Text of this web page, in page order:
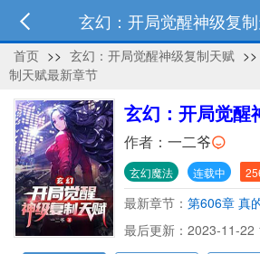
玄幻：开局觉醒神级复
首页 >> 玄幻：开局觉醒神级复制天赋 >>
制天赋最新章节
玄幻：开局觉醒
作者： 一二爷
玄幻魔法 连载中
最新章节： 第606章 真
最后更新：2023-11-22